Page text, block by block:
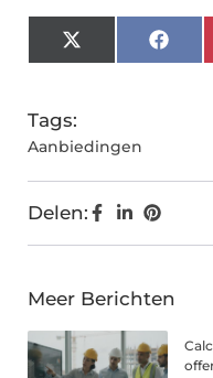
X
(Twitter)
Tags:
Aanbiedingen
Delen:
Meer Berichten